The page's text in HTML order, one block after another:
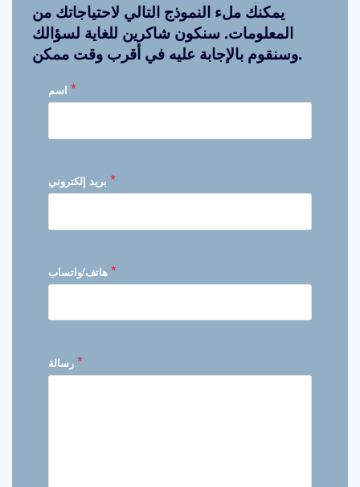
يمكنك ملء النموذج التالي لاحتياجاتك من
المعلومات. سنكون شاكرين للغاية لسؤالك
وسنقوم بالإجابة عليه في أقرب وقت ممكن.
*
*
*
*